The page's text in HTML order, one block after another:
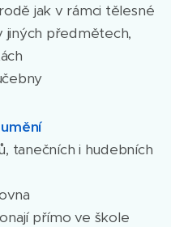
jak v rámci tělesné
předmětech,
tanečních i hudebních
přímo ve škole